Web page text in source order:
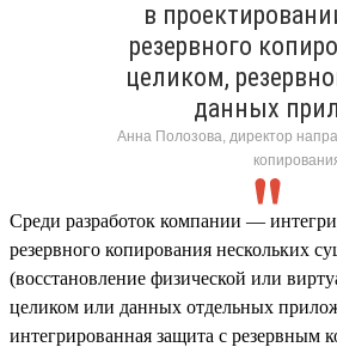
в
резервного
целиком,
данных
Анна Полозова, директор
Среди разработок компании —
резервного копирования нескольких
(восстановление физической или
целиком или данных отдельных
интегрированная защита с резервным